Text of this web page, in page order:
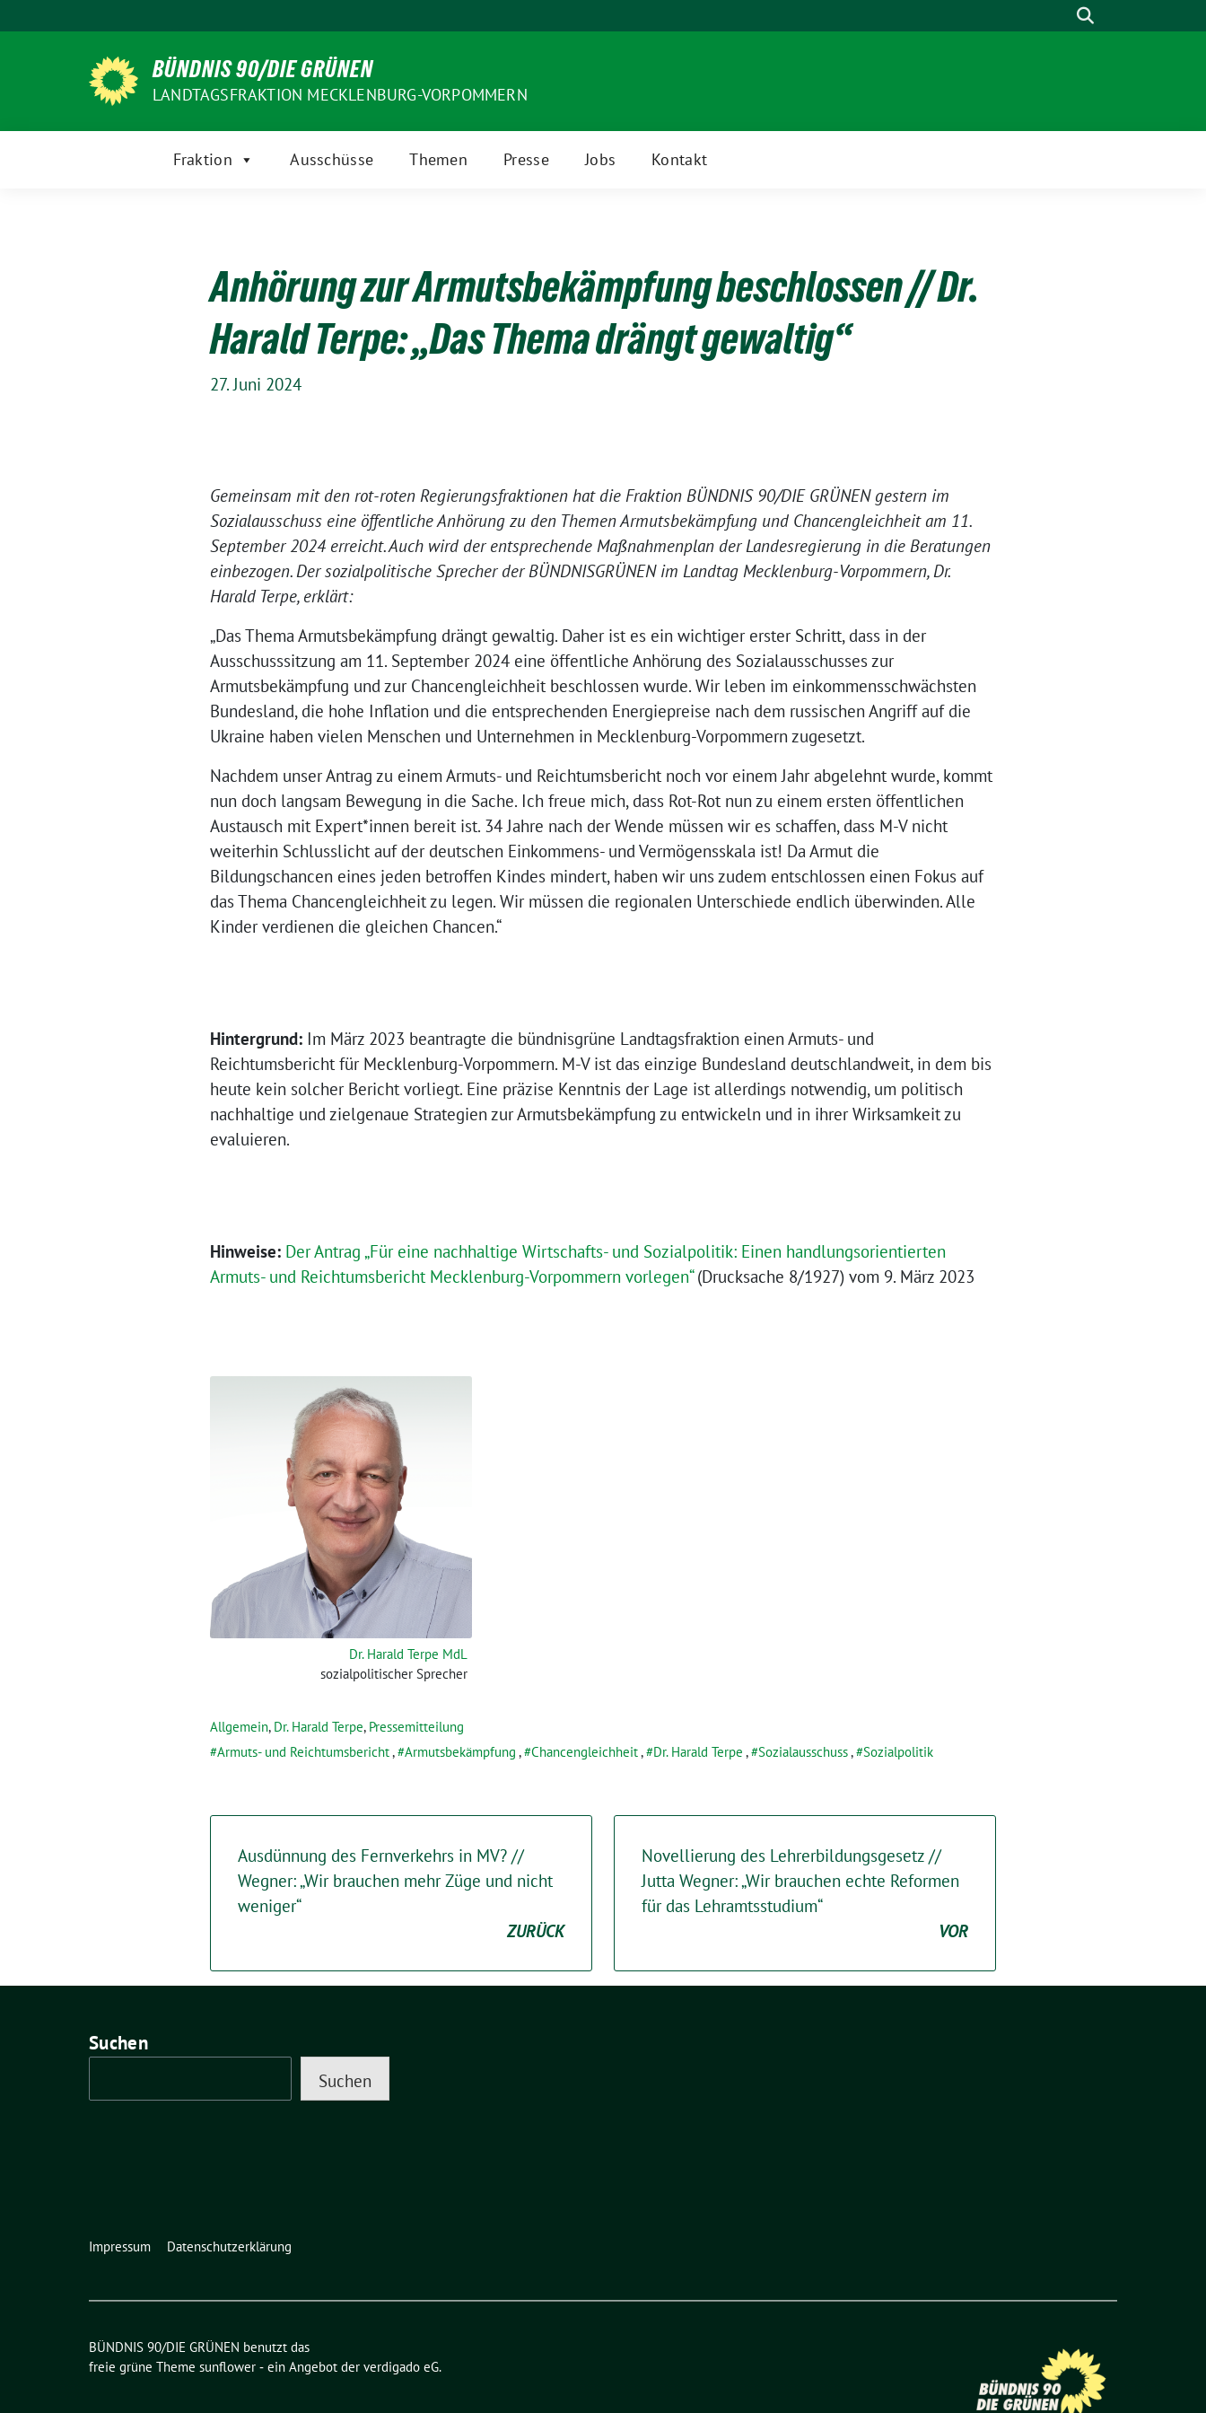
zum
Suche
BÜNDNIS 90/DIE GRÜNEN
LANDTAGSFRAKTION MECKLENBURG-VORPOMMERN
Fraktion Ausschüsse Themen Presse Jobs Kontakt
Anhörung zur Armutsbekämpfung beschlossen // Dr.
Harald Terpe: „Das Thema drängt gewaltig“
27. Juni 2024
Gemeinsam mit den rot-roten Regierungsfraktionen hat die Fraktion BÜNDNIS 90/DIE GRÜNEN gestern im
Sozialausschuss eine öffentliche Anhörung zu den Themen Armutsbekämpfung und Chancengleichheit am 11.
September 2024 erreicht. Auch wird der entsprechende Maßnahmenplan der Landesregierung in die Beratungen
einbezogen. Der sozialpolitische Sprecher der BÜNDNISGRÜNEN im Landtag Mecklenburg-Vorpommern, Dr.
Harald Terpe, erklärt:
„Das Thema Armutsbekämpfung drängt gewaltig. Daher ist es ein wichtiger erster Schritt, dass in der
Ausschusssitzung am 11. September 2024 eine öffentliche Anhörung des Sozialausschusses zur
Armutsbekämpfung und zur Chancengleichheit beschlossen wurde. Wir leben im einkommensschwächsten
Bundesland, die hohe Inflation und die entsprechenden Energiepreise nach dem russischen Angriff auf die
Ukraine haben vielen Menschen und Unternehmen in Mecklenburg-Vorpommern zugesetzt.
Nachdem unser Antrag zu einem Armuts- und Reichtumsbericht noch vor einem Jahr abgelehnt wurde, kommt
nun doch langsam Bewegung in die Sache. Ich freue mich, dass Rot-Rot nun zu einem ersten öffentlichen
Austausch mit Expert*innen bereit ist. 34 Jahre nach der Wende müssen wir es schaffen, dass M-V nicht
weiterhin Schlusslicht auf der deutschen Einkommens- und Vermögensskala ist! Da Armut die
Bildungschancen eines jeden betroffen Kindes mindert, haben wir uns zudem entschlossen einen Fokus auf
das Thema Chancengleichheit zu legen. Wir müssen die regionalen Unterschiede endlich überwinden. Alle
Kinder verdienen die gleichen Chancen.“
Hintergrund: Im März 2023 beantragte die bündnisgrüne Landtagsfraktion einen Armuts- und
Reichtumsbericht für Mecklenburg-Vorpommern. M-V ist das einzige Bundesland deutschlandweit, in dem bis
heute kein solcher Bericht vorliegt. Eine präzise Kenntnis der Lage ist allerdings notwendig, um politisch
nachhaltige und zielgenaue Strategien zur Armutsbekämpfung zu entwickeln und in ihrer Wirksamkeit zu
evaluieren.
Hinweise: Der Antrag „Für eine nachhaltige Wirtschafts- und Sozialpolitik: Einen handlungsorientierten
Armuts- und Reichtumsbericht Mecklenburg-Vorpommern vorlegen“(Drucksache 8/1927) vom 9. März 2023
Dr. Harald Terpe MdL
sozialpolitischer Sprecher
Allgemein, Dr. Harald Terpe, Pressemitteilung
Armuts- und Reichtumsbericht, Armutsbekämpfung , Chancengleichheit, Dr. Harald Terpe , Sozialausschuss, Sozialpolitik
Ausdünnung des Fernverkehrs in MV? //
Wegner: „Wir brauchen mehr Züge und nicht
weniger“
ZURÜCK
Novellierung des Lehrerbildungsgesetz //
Jutta Wegner: „Wir brauchen echte Reformen
für das Lehramtsstudium“
VOR
Suchen
Suchen
Impressum Datenschutzerklärung
BÜNDNIS 90/DIE GRÜNEN benutzt das
freie grüne Theme sunflower ‐ ein Angebot der verdigado eG.